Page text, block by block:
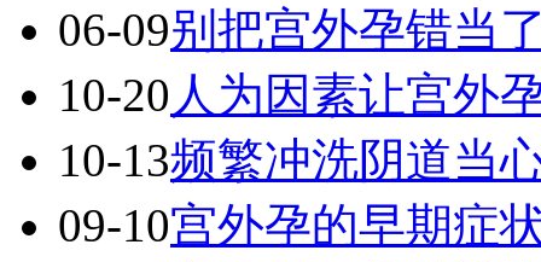
06-09别把宫外孕错当
10-20 人为因素让宫外
10-13频繁冲洗阴道当
09-10宫外孕的早期症